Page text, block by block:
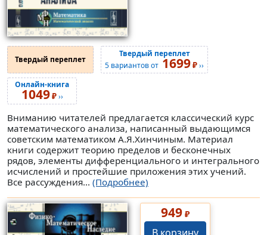
Твердый переплет
Твердый переплет
5 вариантов от 1699₽››
Онлайн-книга
1049₽››
Вниманию читателей предлагается классический курс
математического анализа, написанный выдающимся
советским математиком А.Я.Хинчиным. Материал
книги содержит теорию пределов и бесконечных
рядов, элементы дифференциального и интегрального
исчислений и простейшие приложения этих учений.
Все рассуждения... (Подробнее)
949₽